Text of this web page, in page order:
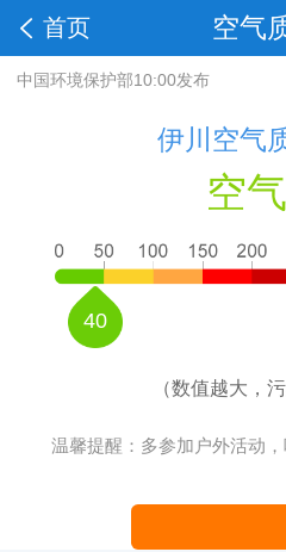
空气
首页
中国环境保护部10:00发布
伊川空气
空
40
（数值越大，
温馨提醒：多参加户外活动，